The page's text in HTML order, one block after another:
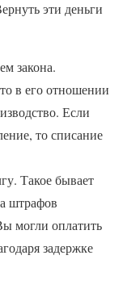
эти деньги
закона.
в его отношении
Если
то списание
Такое бывает
штрафов
могли оплатить
задержке